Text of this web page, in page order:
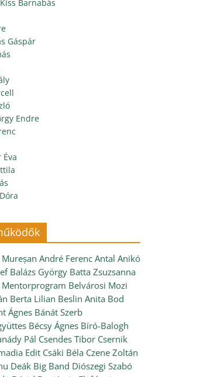
Barnabás
Gáspár
Endre
André Ferenc Antal Anikó
Balázs György Batta Zsuzsanna
Mentorprogram Belvárosi Mozi
Berta Lilian Beslin Anita Bod
Ágnes Bánát Szerb
Bécsy Ágnes Bíró-Balogh
Pál Csendes Tibor Csernik
Edit Csáki Béla Czene Zoltán
Deák Big Band Diószegi Szabó